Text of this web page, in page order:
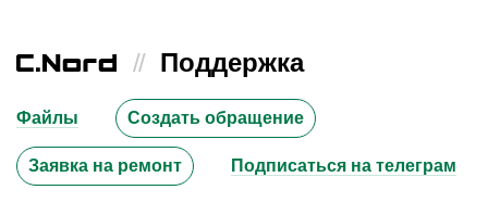
// Поддержка
Файлы Создать обращение
Заявка на ремонт Подписаться на телеграм